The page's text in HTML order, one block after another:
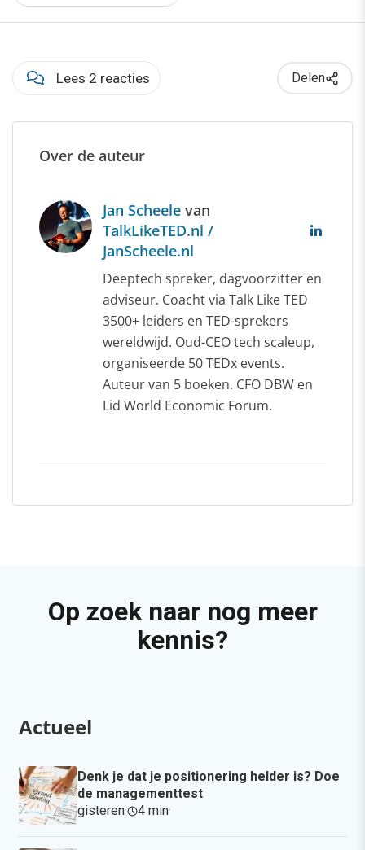
Lees 2 reacties Delen
Over de auteur
Jan Scheele van
TalkLikeTED.nl /
JanScheele.nl
Deeptech spreker, dagvoorzitter en
adviseur. Coacht via Talk Like TED
3500+ leiders en TED-sprekers
wereldwijd. Oud-CEO tech scaleup,
organiseerde 50 TEDx events.
Auteur van 5 boeken. CFO DBW en
Lid World Economic Forum.
Op zoek naar nog meer
kennis?
Actueel
Denk je dat je positionering helder is? Doe
de managementtest
gisteren· 4 min·